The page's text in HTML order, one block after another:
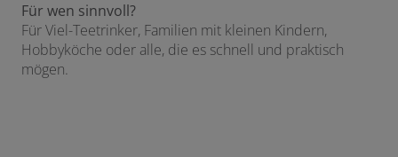
Für wen sinnvoll?
Für Viel-Teetrinker, Familien mit kleinen Kindern,
Hobbyköche oder alle, die es schnell und praktisch
mögen.